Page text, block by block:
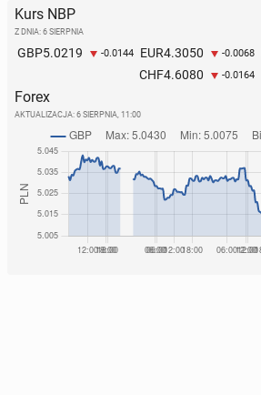
Kurs NBP
Z DNIA: 6 SIERPNIA
GBP5.0219 -0.0144 EUR4.3050 -0.0068
CHF4.6080 -0.0164
Forex
AKTUALIZACJA: 6 SIERPNIA, 11:00